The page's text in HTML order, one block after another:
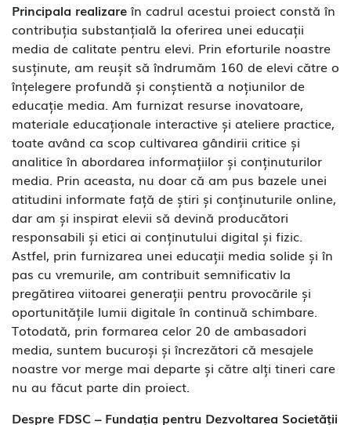
Principala realizare în cadrul acestui proiect constă în
contribuția substanțială la oferirea unei educații
media de calitate pentru elevi. Prin eforturile noastre
susținute, am reușit să îndrumăm 160 de elevi către o
înțelegere profundă și conștientă a noțiunilor de
educație media. Am furnizat resurse inovatoare,
materiale educaționale interactive și ateliere practice,
toate având ca scop cultivarea gândirii critice și
analitice în abordarea informațiilor și conținuturilor
media. Prin aceasta, nu doar că am pus bazele unei
atitudini informate față de știri și conținuturile online,
dar am și inspirat elevii să devină producători
responsabili și etici ai conținutului digital și fizic.
Astfel, prin furnizarea unei educații media solide și în
pas cu vremurile, am contribuit semnificativ la
pregătirea viitoarei generații pentru provocările și
oportunitățile lumii digitale în continuă schimbare.
Totodată, prin formarea celor 20 de ambasadori
media, suntem bucuroși și încrezători că mesajele
noastre vor merge mai departe și către alți tineri care
nu au făcut parte din proiect.
Despre FDSC – Fundația pentru Dezvoltarea Societății